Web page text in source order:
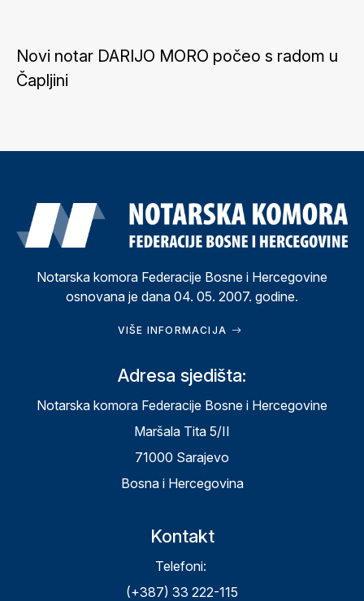
Novi notar DARIJO MORO počeo s radom u
Čapljini
Notarska komora Federacije Bosne i Hercegovine
osnovana je dana 04. 05. 2007. godine.
VIŠE INFORMACIJA
Adresa sjedišta:
Notarska komora Federacije Bosne i Hercegovine
Maršala Tita 5/II
71000 Sarajevo
Bosna i Hercegovina
Kontakt
Telefoni:
(+387) 33 222-115